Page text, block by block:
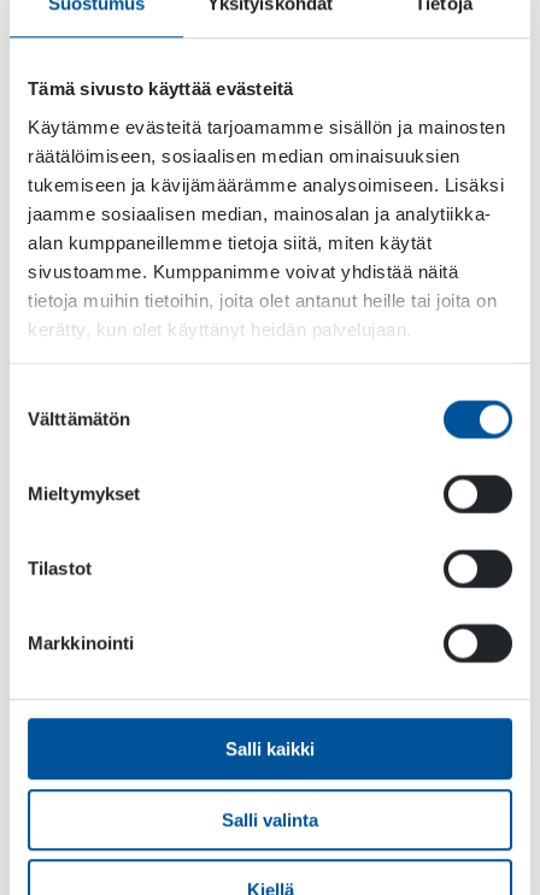
Tämä sivusto käyttää evästeitä
Käytämme evästeitä tarjoamamme sisällön ja mainosten
räätälöimiseen, sosiaalisen median ominaisuuksien
tukemiseen ja kävijämäärämme analysoimiseen. Lisäksi
jaamme sosiaalisen median, mainosalan ja analytiikka-
alan kumppaneillemme tietoja siitä, miten käytät
sivustoamme. Kumppanimme voivat yhdistää näitä
tietoja muihin tietoihin, joita olet antanut heille tai joita on
kerätty, kun olet käyttänyt heidän palvelujaan.
valinta
Välttämätön
Mieltymykset
Tilastot
Markkinointi
Salli kaikki
Salli valinta
Kiellä
Uusi pumppumalli on saatavilla kolmena
pumppumallimme. Pumpusta on saatavilla
on veden vapaakiertoventtiilillä varustettu malli,
joka mahdollistaa korkeapainepesun pumpulla.
Kolmas malli on VR-PA malli. Tässä mallissa on
venttiili, joka varmistaa, ettei pumpun öljyvirtaus
ylitä asetettua arvoa.
Etunimi